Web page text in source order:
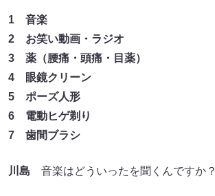
1 音楽
2 お笑い動画・ラジオ
3 薬（腰痛・頭痛・目薬）
4 眼鏡クリーン
5 ポーズ人形
6 電動ヒゲ剃り
7 歯間ブラシ
川島 音楽はどういったを聞くんですか？